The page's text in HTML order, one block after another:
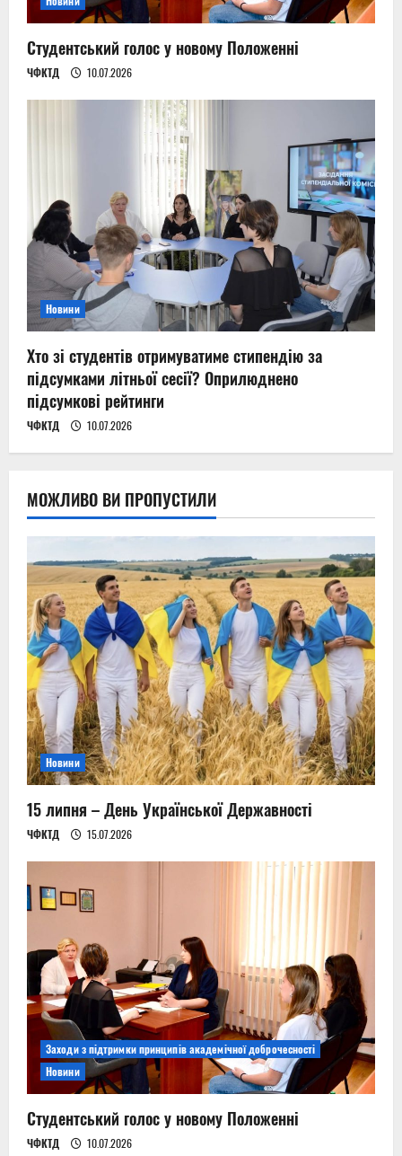
Студентський голос у новому Положенні
ЧФКТД 10.07.2026
Новини
Хто зі студентів отримуватиме стипендію за
підсумками літньої сесії? Оприлюднено
підсумкові рейтинги
ЧФКТД 10.07.2026
МОЖЛИВО ВИ ПРОПУСТИЛИ
Новини
15 липня – День Української Державності
ЧФКТД 15.07.2026
Заходи з підтримки принципів академічної доброчесності
Новини
Студентський голос у новому Положенні
ЧФКТД 10.07.2026